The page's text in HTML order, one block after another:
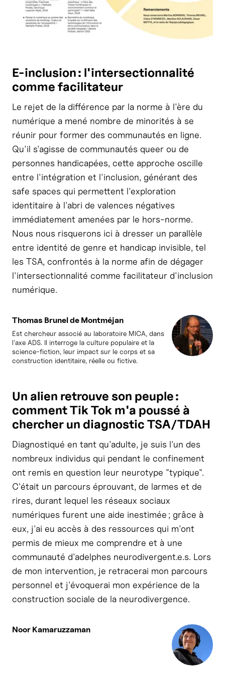
E-inclusion : l'intersectionnalité
comme facilitateur
Le rejet de la différence par la norme à l'ère du
numérique a mené nombre de minorités à se
réunir pour former des communautés en ligne.
Qu'il s'agisse de communautés queer ou de
personnes handicapées, cette approche oscille
entre l'intégration et l'inclusion, générant des
safe spaces qui permettent l'exploration
identitaire à l'abri de valences négatives
immédiatement amenées par le hors-norme.
Nous nous risquerons ici à dresser un parallèle
entre identité de genre et handicap invisible, tel
les TSA, confrontés à la norme afin de dégager
l'intersectionnalité comme facilitateur d'inclusion
numérique.
Thomas Brunel de Montméjan
Est chercheur associé au laboratoire MICA, dans
l'axe ADS. Il interroge la culture populaire et la
science-fiction, leur impact sur le corps et sa
construction identitaire, réelle ou fictive.
Un alien retrouve son peuple :
comment Tik Tok m'a poussé à
chercher un diagnostic TSA/TDAH
Diagnostiqué en tant qu'adulte, je suis l'un des
nombreux individus qui pendant le confinement
ont remis en question leur neurotype "typique".
C'était un parcours éprouvant, de larmes et de
rires, durant lequel les réseaux sociaux
numériques furent une aide inestimée ; grâce à
eux, j'ai eu accès à des ressources qui m'ont
permis de mieux me comprendre et à une
communauté d'adelphes neurodivergent.e.s. Lors
de mon intervention, je retracerai mon parcours
personnel et j'évoquerai mon expérience de la
construction sociale de la neurodivergence.
Noor Kamaruzzaman